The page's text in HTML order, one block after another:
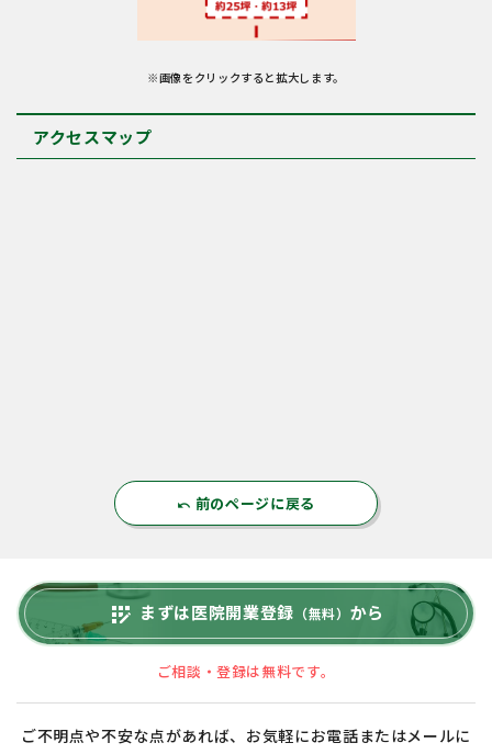
※画像をクリックすると拡大します。
アクセスマップ
undo 前のページに戻る
app_registration まずは医院開業登録 （無料） から
ご相談・登録は無料です。
ご不明点や不安な点があれば、お気軽にお電話またはメールに